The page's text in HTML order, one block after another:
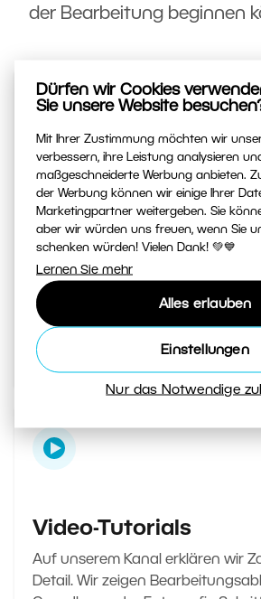
Dürfen wir Cookies
Sie unsere Website
Mit Ihrer Zustimmung möchten wir
verbessern, ihre Leistung analysieren
maßgeschneiderte Werbung anbieten.
der Werbung können wir einige Ihrer
Marketingpartner weitergeben. Sie
aber wir würden uns freuen, wenn Sie
schenken würden! Vielen Dank! 💚💙
Lernen Sie mehr
Alles erlauben
Einstellungen
Nur das Notwendige
der Bearbeitung beginnen
Fotografieren lernen
Studio
Ihre tägliche Quelle für Inspiration
geheimen Tricks beim
Anleitungen, wie Sie Ihre besten
bearbeiten.
Zum Magazin
Video-Tutorials
Auf unserem Kanal erklären wir
Detail. Wir zeigen